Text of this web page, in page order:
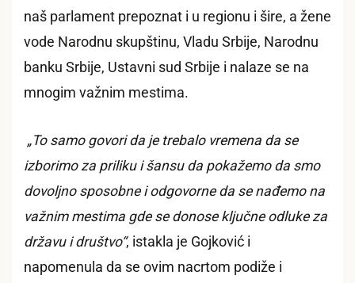
naš parlament prepoznat i u regionu i šire, a žene
vode Narodnu skupštinu, Vladu Srbije, Narodnu
banku Srbije, Ustavni sud Srbije i nalaze se na
mnogim važnim mestima.
„To samo govori da je trebalo vremena da se
izborimo za priliku i šansu da pokažemo da smo
dovoljno sposobne i odgovorne da se nađemo na
važnim mestima gde se donose ključne odluke za
državu i društvo“, istakla je Gojković i
napomenula da se ovim nacrtom podiže i